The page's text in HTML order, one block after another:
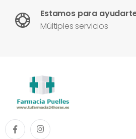
Estamos para
Múltiples servicios